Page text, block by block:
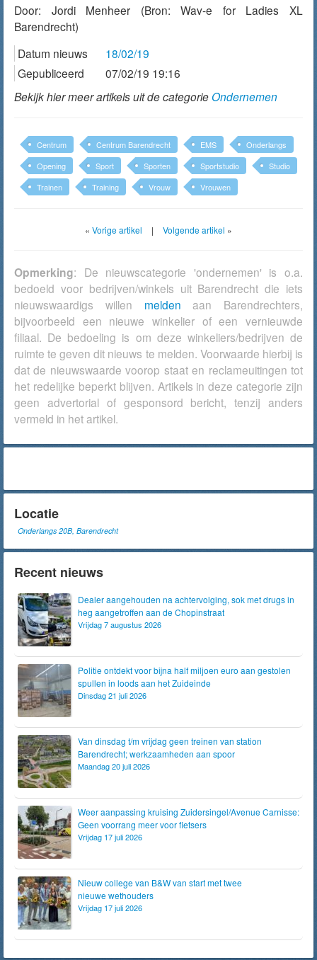
Door: Jordi Menheer (Bron: Wav-e for Ladies XL
Barendrecht)
Datum nieuws
18/02/19
Gepubliceerd
07/02/19 19:16
Bekijk hier meer artikels uit de categorieOndernemen
Centrum Centrum Barendrecht EMS
Onderlangs
Opening
Sport Sporten Sportstudio
Studio
Trainen
Training Vrouw Vrouwen
« Vorige artikel | Volgende artikel »
Opmerking: De nieuwscategorie 'ondernemen' is o.a.
bedoeld voor bedrijven/winkels uit Barendrecht die iets
nieuwswaardigs willen melden aan Barendrechters,
bijvoorbeeld een nieuwe winkelier of een vernieuwde
filiaal. De bedoeling is om deze winkeliers/bedrijven de
ruimte te geven dit nieuws te melden. Voorwaarde hierbij is
dat de nieuwswaarde voorop staat en reclameuitingen tot
het redelijke beperkt blijven. Artikels in deze categorie zijn
geen advertorial of gesponsord bericht, tenzij anders
vermeld in het artikel.
Locatie
Onderlangs 20B, Barendrecht
Recent nieuws
Dealer aangehouden na achtervolging, sok met drugs in
heg aangetroffen aan de Chopinstraat
Vrijdag 7 augustus 2026
Politie ontdekt voor bijna half miljoen euro aan gestolen
spullen in loods aan het Zuideinde
Dinsdag 21 juli 2026
Van dinsdag t/m vrijdag geen treinen van station
Barendrecht; werkzaamheden aan spoor
Maandag 20 juli 2026
Weer aanpassing kruising Zuidersingel/Avenue Carnisse:
Geen voorrang meer voor fietsers
Vrijdag 17 juli 2026
Nieuw college van B&W van start met twee
nieuwe wethouders
Vrijdag 17 juli 2026